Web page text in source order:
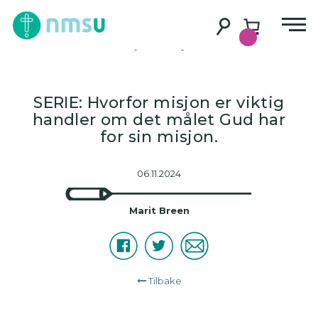
Misjon – hvorfor
det?
SERIE: Hvorfor misjon er viktig
handler om det målet Gud har
for sin misjon.
06.11.2024
Marit Breen
Del
FacebookTwitterE-
post
Tilbake